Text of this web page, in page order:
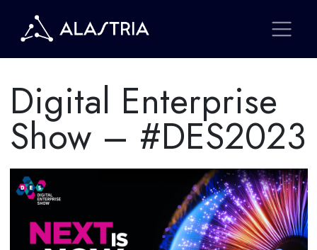
Digital Enterprise
Show – #DES2023